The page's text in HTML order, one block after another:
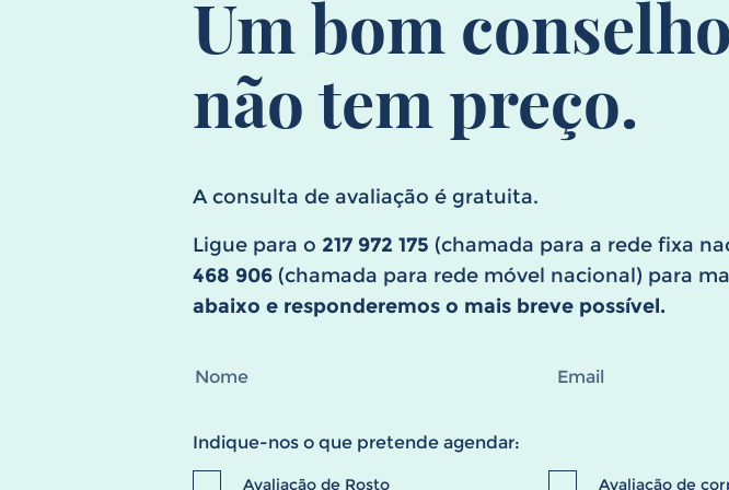
Um bom conselho
não tem preço.
A consulta de avaliação é gratuita.
Ligue para o 217 972 175 (chamada para a rede fixa
468 906 (chamada para rede móvel nacional) para
abaixo e responderemos o mais breve possível.
Indique-nos o que pretende agendar:
Avaliação de Rosto Avaliação de